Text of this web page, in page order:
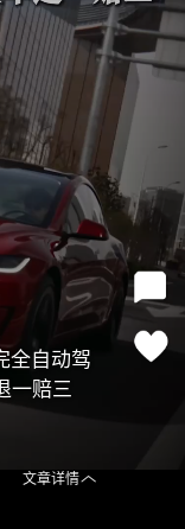
全自动驾
一赔三
文章详情